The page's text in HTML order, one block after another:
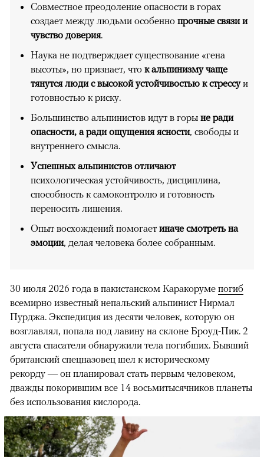
Совместное преодоление опасности в горах
создает между людьми особенно прочные связи и
чувство доверия.
Наука не подтверждает существование «гена
высоты», но признает, что к альпинизму чаще
тянутся люди с высокой устойчивостью к стрессуи
готовностью к риску.
Большинство альпинистов идут в горы не ради
опасности, а ради ощущения ясности, свободы и
внутреннего смысла.
Успешных альпинистов отличают
психологическая устойчивость, дисциплина,
способность к самоконтролю и готовность
переносить лишения.
Опыт восхождений помогает иначе смотреть на
эмоции, делая человека более собранным.
30 июля 2026 года в пакистанском Каракоруме погиб
всемирно известный непальский альпинист Нирмал
Пурджа. Экспедиция из десяти человек, которую он
возглавлял, попала под лавину на склоне Броуд-Пик. 2
августа спасатели обнаружили тела погибших. Бывший
британский спецназовец шел к историческому
рекорду — он планировал стать первым человеком,
дважды покорившим все 14 восьмитысячников планеты
без использования кислорода.